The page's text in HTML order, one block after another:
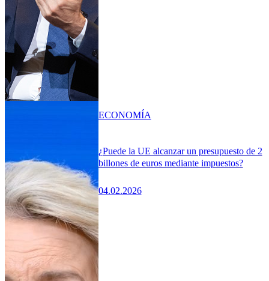
¿Puede la UE alcanzar un presupuesto de 2
billones de euros mediante impuestos?
04.02.2026
ECONOMÍA